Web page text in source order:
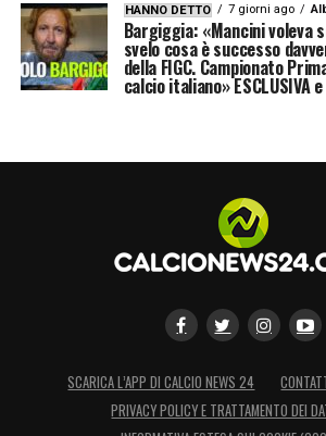
HANNO DETTO 7 giorni ago
Bargiggia: «Mancini voleva
svelo cosa è successo
della FIGC. Campionato
calcio italiano» ESCLUSIVA e
SCARICA L’APP DI CALCIO NEWS 24
PRIVACY POLICY E TRATTAMENTO DEI